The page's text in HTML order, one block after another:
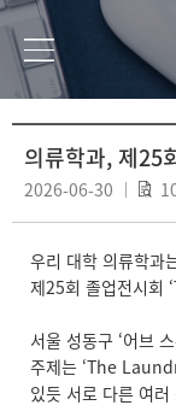
의류학과, 제25
2026-06-30
우리 대학 의류학과
제25회 졸업전시회
서울 성동구 ‘어브
주제는 ‘The
있듯 서로 다른 여